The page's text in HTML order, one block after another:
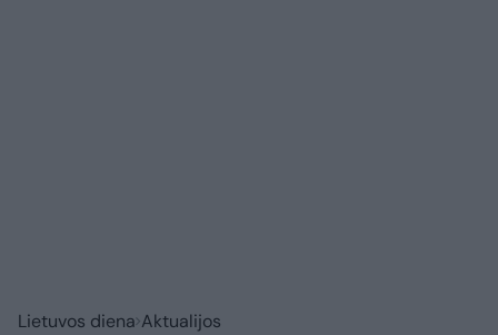
Lietuvos diena Aktualijos